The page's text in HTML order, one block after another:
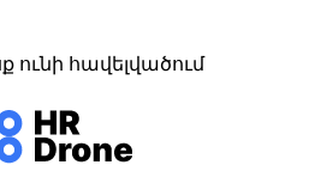
ունի հավելվածում